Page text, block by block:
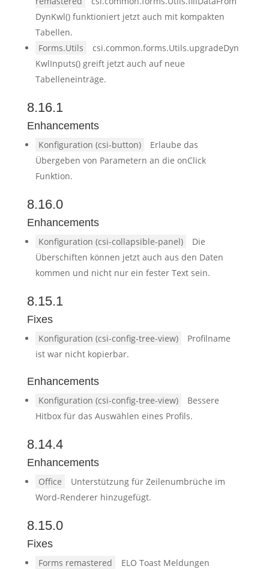
DynKwl() funktioniert jetzt auch mit kompakten
Tabellen.
Forms.Utils
csi.common.forms.Utils.upgradeDyn
KwlInputs() greift jetzt auch auf neue
Tabelleneinträge.
8.16.1
Enhancements
Konfiguration (csi-button)
Erlaube das
Übergeben von Parametern an die onClick
Funktion.
8.16.0
Enhancements
Konfiguration (csi-collapsible-panel)
Die
Überschiften können jetzt auch aus den Daten
kommen und nicht nur ein fester Text sein.
8.15.1
Fixes
Konfiguration (csi-config-tree-view)
Profilname
ist war nicht kopierbar.
Enhancements
Konfiguration (csi-config-tree-view)
Bessere
Hitbox für das Auswählen eines Profils.
8.14.4
Enhancements
Office
Unterstützung für Zeilenumbrüche im
Word-Renderer hinzugefügt.
8.15.0
Fixes
Forms remastered
ELO Toast Meldungen